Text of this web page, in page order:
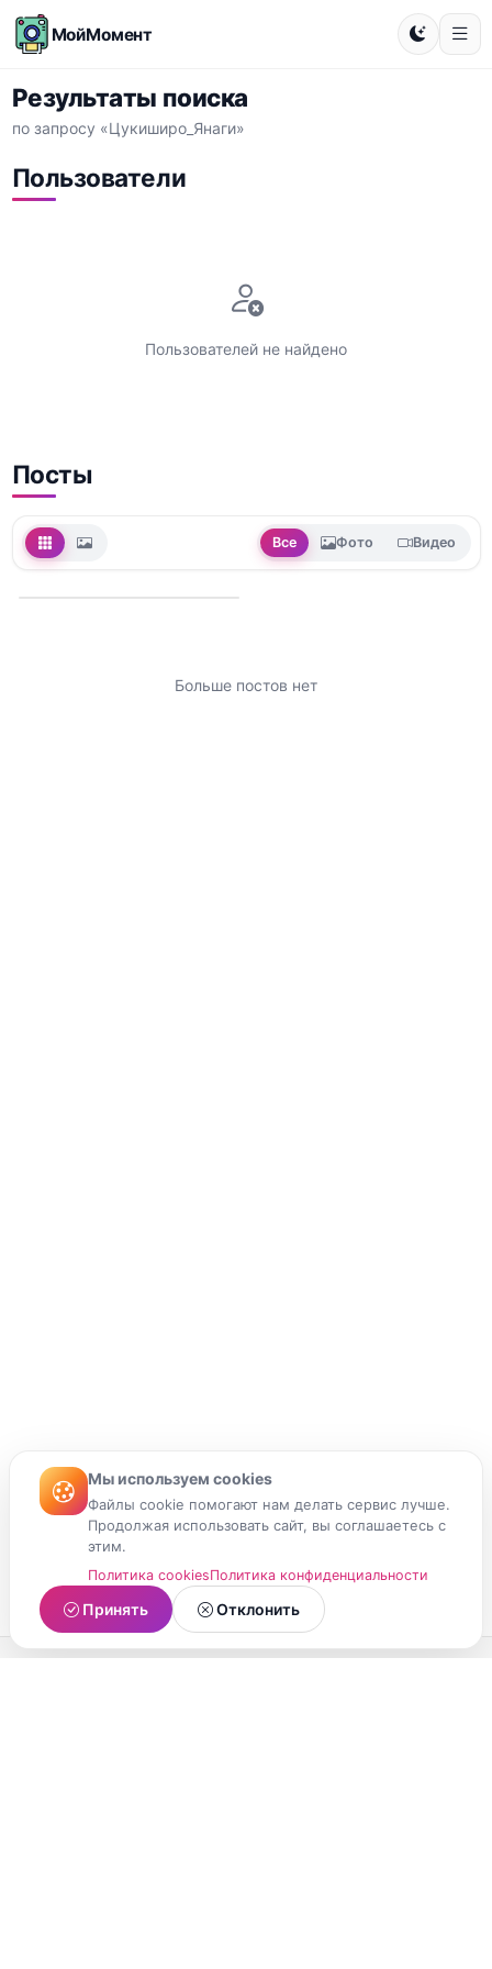
МойМомент
Результаты поиска
по запросу «Цукиширо_Янаги»
Пользователи
Пользователей не найдено
Посты
Все Фото Видео
Больше постов нет
Мы используем cookies
Файлы cookie помогают нам делать сервис лучше.
Продолжая использовать сайт, вы соглашаетесь с
этим.
Политика cookiesПолитика конфиденциальности
Принять Отклонить